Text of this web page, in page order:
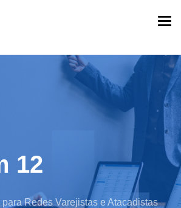
12
Redes Varejistas e Atacadistas